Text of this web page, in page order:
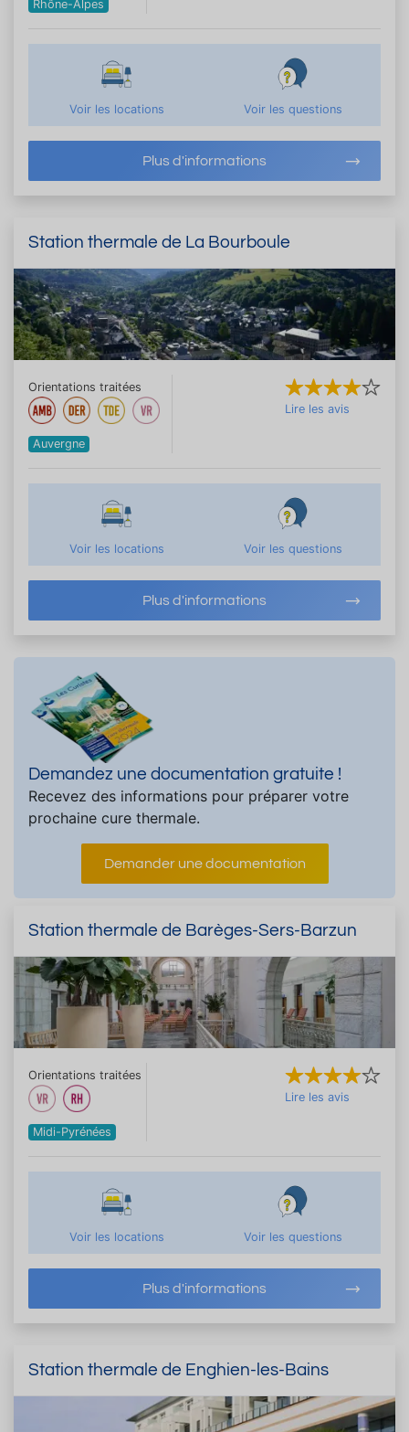
Rhône-Alpes
Voir les locations Voir les questions
Plus d'informations
Station thermale de La Bourboule
Orientations traitées
Auvergne
Lire les avis
Voir les locations Voir les questions
Plus d'informations
Demandez une documentation gratuite !
Recevez des informations pour préparer votre
prochaine cure thermale.
Demander une documentation
Station thermale de Barèges-Sers-Barzun
Orientations traitées
Midi-Pyrénées
Lire les avis
Voir les locations Voir les questions
Plus d'informations
Station thermale de Enghien-les-Bains